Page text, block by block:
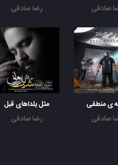
صادقی
رضا صادقی
ی منطقی
صادقی
مثل یلداهای قبل
رضا صادقی